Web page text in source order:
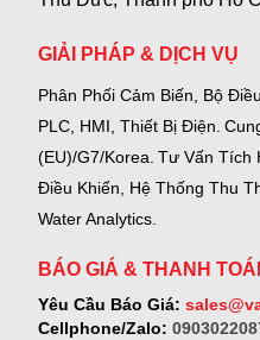
GIẢI PHÁP & DỊCH VỤ
Phân Phối Cảm Biến, Bộ
PLC, HMI, Thiết Bị Điện.
(EU)/G7/Korea. Tư Vấn Tích
Điều Khiển, Hệ Thống Thu
Water Analytics.
BÁO GIÁ & THANH
Yêu Cầu Báo Giá:
Cellphone/Zalo: